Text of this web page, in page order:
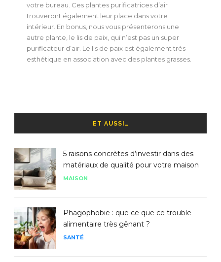
votre bureau. Ces plantes purificatrices d’air
trouveront également leur place dans votre
intérieur. En bonus, nous vous présenterons une
autre plante, le lis de paix, qui n’est pas un super
purificateur d’air. Le lis de paix est également très
esthétique en association avec des plantes grasses.
ET AUSSI…
5 raisons concrètes d’investir dans des
matériaux de qualité pour votre maison
MAISON
Phagophobie : que ce que ce trouble
alimentaire très gênant ?
SANTÉ